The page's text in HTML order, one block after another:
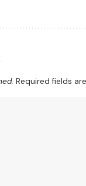
Required fields